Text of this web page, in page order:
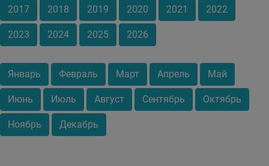
2017 2018 2019 2020 2021 2022
2023 2024 2025 2026
Январь Февраль Март Апрель Май
Июнь Июль Август Сентябрь Октябрь
Ноябрь Декабрь